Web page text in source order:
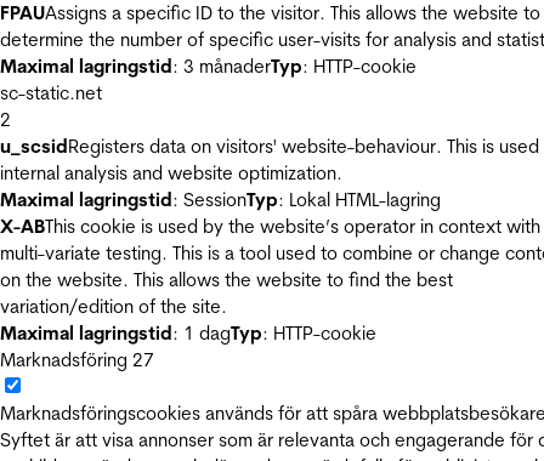
FPAUAssigns a specific ID to the visitor. This allows the website to
determine the number of specific user-visits for analysis and
Maximal lagringstid: 3 månaderTyp: HTTP-cookie
sc-static.net
2
u_scsidRegisters data on visitors' website-behaviour. This is
internal analysis and website optimization.
Maximal lagringstid: SessionTyp: Lokal HTML-lagring
X-ABThis cookie is used by the website’s operator in context with
multi-variate testing. This is a tool used to combine or change
on the website. This allows the website to find the best
variation/edition of the site.
Maximal lagringstid: 1 dagTyp: HTTP-cookie
Marknadsföring 27
Marknadsföringscookies används för att spåra
Syftet är att visa annonser som är relevanta och engagerande för